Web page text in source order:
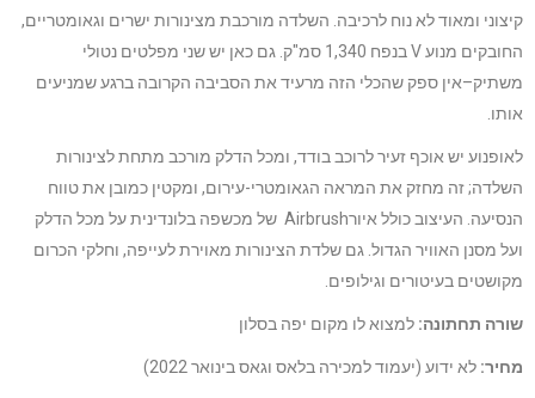
קיצוני ומאוד לא נוח לרכיבה. השלדה מורכבת מצינורות ישרים וגאומטריים,
החובקים מנוע V בנפח 1,340 סמ"ק. גם כאן יש שני מפלטים נטולי
משתיק–אין ספק שהכלי הזה מרעיד את הסביבה הקרובה ברגע שמניעים
אותו.
לאופנוע יש אוכף זעיר לרוכב בודד, ומכל הדלק מורכב מתחת לצינורות
השלדה; זה מחזק את המראה הגאומטרי-עירום, ומקטין כמובן את טווח
הנסיעה. העיצוב כולל איורAirbrush של מכשפה בלונדינית על מכל הדלק
ועל מסנן האוויר הגדול. גם שלדת הצינורות מאוירת לעייפה, וחלקי הכרום
מקושטים בעיטורים וגילופים.
שורה תחתונה: למצוא לו מקום יפה בסלון
מחיר: לא ידוע (יעמוד למכירה בלאס וגאס בינואר 2022)